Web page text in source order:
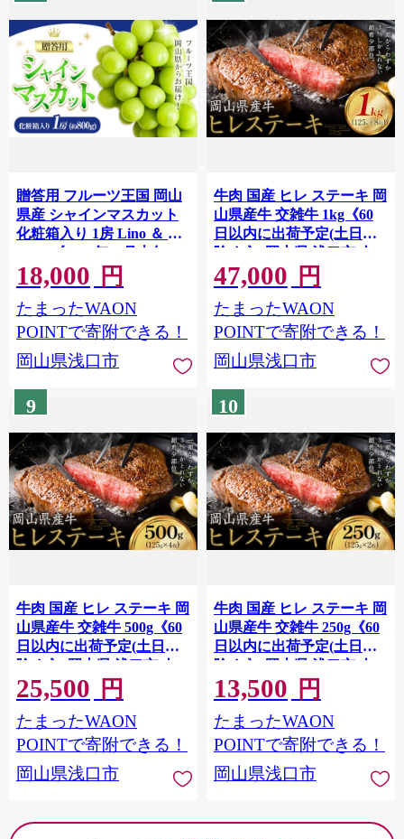
贈答用 フルーツ王国 岡山
県産 シャインマスカット
化粧箱入り 1房 Lino ＆ Kai
Farm《2026年10月上旬-11
月中旬頃出荷》マスカット
送料無料 岡山県 浅口市 ギ
フト シャインマスカット
岡山 ぶどう フルーツ 果物
18,000 円
たまったWAON
POINTで寄附できる！
岡山県浅口市
牛肉 国産 ヒレ ステーキ 岡
山県産牛 交雑牛 1kg《60
日以内に出荷予定(土日祝
除く)》 岡山県 浅口市 肉
ステーキ 高級部位 希少部
位 グルメ お取り寄せグル
メ
47,000 円
たまったWAON
POINTで寄附できる！
岡山県浅口市
9
牛肉 国産 ヒレ ステーキ 岡
山県産牛 交雑牛 500g《60
日以内に出荷予定(土日祝
除く)》 岡山県 浅口市 肉
ステーキ 高級部位 希少部
位 グルメ お取り寄せグル
メ
25,500 円
たまったWAON
POINTで寄附できる！
岡山県浅口市
10
牛肉 国産 ヒレ ステーキ 岡
山県産牛 交雑牛 250g《60
日以内に出荷予定(土日祝
除く)》 岡山県 浅口市 肉
ステーキ 高級部位 希少部
位 グルメ お取り寄せグル
メ
13,500 円
たまったWAON
POINTで寄附できる！
岡山県浅口市